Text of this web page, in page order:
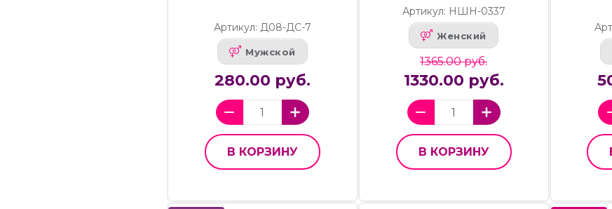
Артикул: Д08-ДС-7
Мужской
280.00 руб.
В КОРЗИНУ
Артикул: НШН-0337
Женский
1365.00 руб.
1330.00 руб.
В КОРЗИНУ